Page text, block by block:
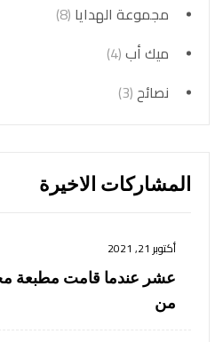
مجموعة الهدايا(8)
ميك أب(4)
نصائح(3)
المشاركات الاخيرة
أكتوبر 21, 2021
عشر عندما قامت مطبعة
من